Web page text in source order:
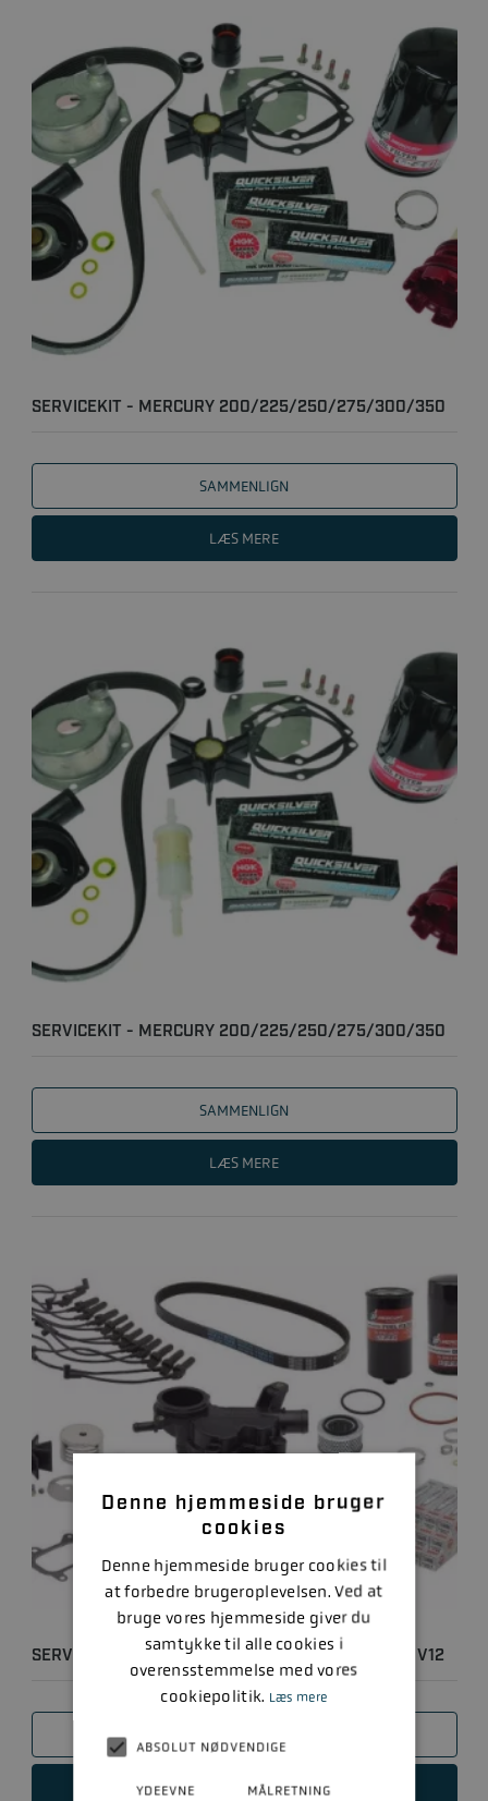
SERVICEKIT - MERCURY 200/225/250/275/300/350
SAMMENLIGN
LÆS MERE
SERVICEKIT - MERCURY 200/225/250/275/300/350
SAMMENLIGN
LÆS MERE
SERVICEKIT - MERCURY 500/600 HK 4-TAKT 7.6L V12
LÆS MERE
Denne hjemmeside bruger
cookies
Denne hjemmeside bruger cookies til
at forbedre brugeroplevelsen. Ved at
bruge vores hjemmeside giver du
samtykke til alle cookies i
overensstemmelse med vores
cookiepolitik. Læs mere
ABSOLUT NØDVENDIGE
YDEEVNE MÅLRETNING